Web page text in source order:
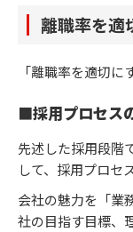
離職率を適
「離職率を適切に
■採用プロセス
先述した採用段階
して、採用プロセ
会社の魅力を「業
社の目指す目標、